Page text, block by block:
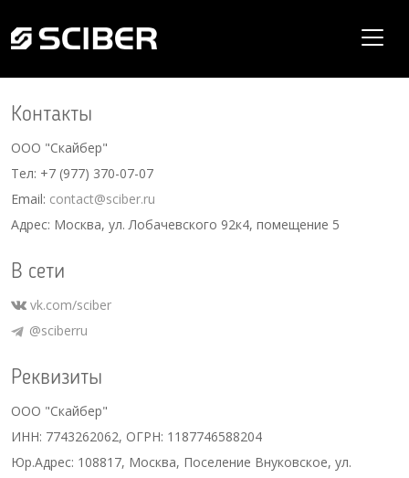
Контакты
ООО "Скайбер"
Тел: +7 (977) 370-07-07
Email: contact@sciber.ru
Адрес: Москва, ул. Лобачевского 92к4, помещение 5
В сети
vk.com/sciber
@sciberru
Реквизиты
ООО "Скайбер"
ИНН: 7743262062, ОГРН: 1187746588204
Юр.Адрес: 108817, Москва, Поселение Внуковское, ул.